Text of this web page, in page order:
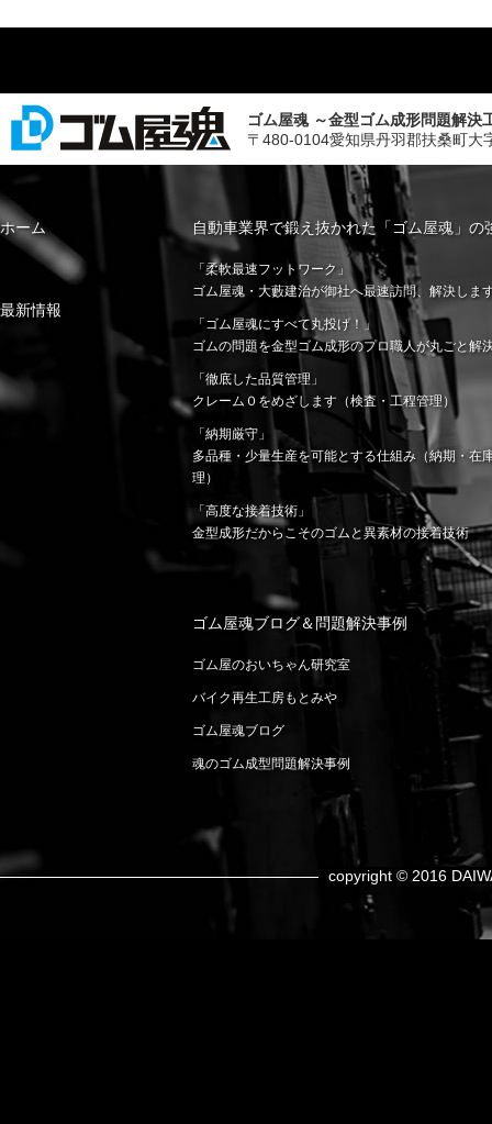
ゴム屋魂 ～金型ゴム成形問題解決
〒480-0104愛知県丹羽郡扶桑町
ホーム
最新情報
自動車業界で鍛え抜かれた「ゴム屋魂」の
「柔軟最速フットワーク」
ゴム屋魂・大藪建治が御社へ最速訪問、解決しま
「ゴム屋魂にすべて丸投げ！」
ゴムの問題を金型ゴム成形のプロ職人が丸ごと解
「徹底した品質管理」
クレーム０をめざします（検査・工程管理）
「納期厳守」
多品種・少量生産を可能とする仕組み（納期・在
理）
「高度な接着技術」
金型成形だからこそのゴムと異素材の接着技術
ゴム屋魂ブログ＆問題解決事例
ゴム屋のおいちゃん研究室
バイク再生工房もとみや
ゴム屋魂ブログ
魂のゴム成型問題解決事例
copyright © 2016